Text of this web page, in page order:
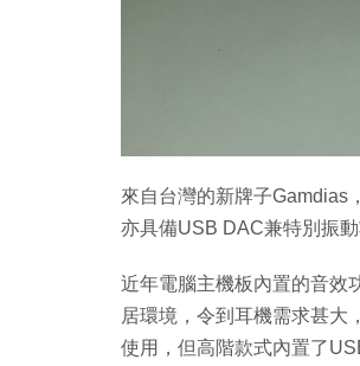
來自台灣的新牌子Gamdias
亦具備USB DAC兼特別振
近年電腦主機板內置的音效
居環境，令到耳機需求甚大
使用，但高階款式內置了